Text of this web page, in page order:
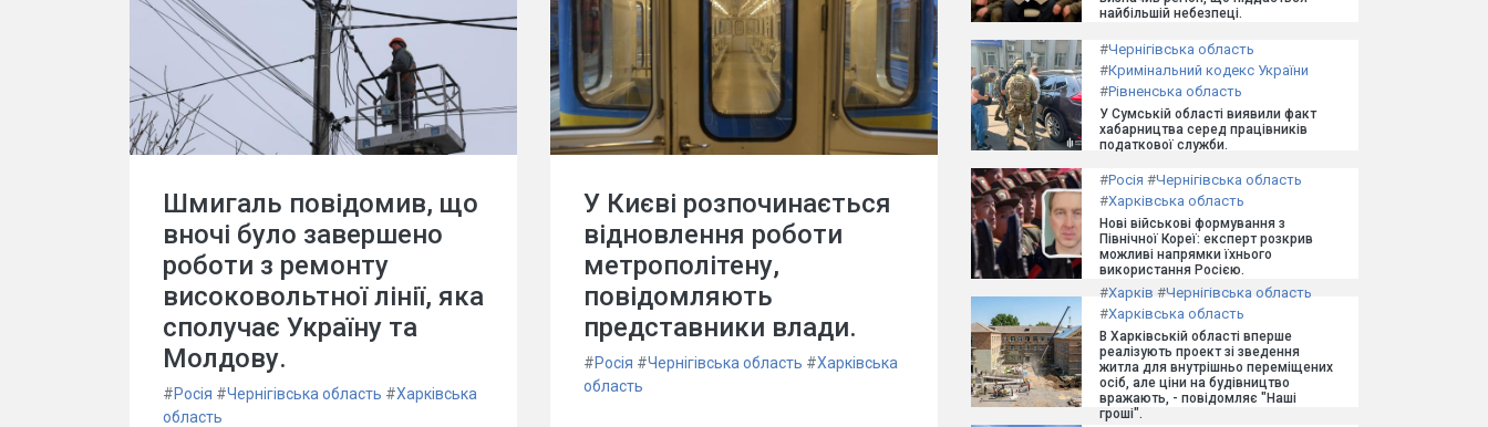
Шмигаль повідомив, що
вночі було завершено
роботи з ремонту
високовольтної лінії, яка
сполучає Україну та
Молдову.
#Росія #Чернігівська область #Харківська
область
У Києві розпочинається
відновлення роботи
метрополітену,
повідомляють
представники влади.
#Росія #Чернігівська область #Харківська
область
найбільшій небезпеці.
#Чернігівська область
#Кримінальний кодекс України
#Рівненська область
У Сумській області виявили факт
хабарництва серед працівників
податкової служби.
#Росія #Чернігівська область
#Харківська область
Нові військові формування з
Північної Кореї: експерт розкрив
можливі напрямки їхнього
використання Росією.
#Харків #Чернігівська область
#Харківська область
В Харківській області вперше
реалізують проект зі зведення
житла для внутрішньо переміщених
осіб, але ціни на будівництво
вражають, - повідомляє "Наші
гроші".